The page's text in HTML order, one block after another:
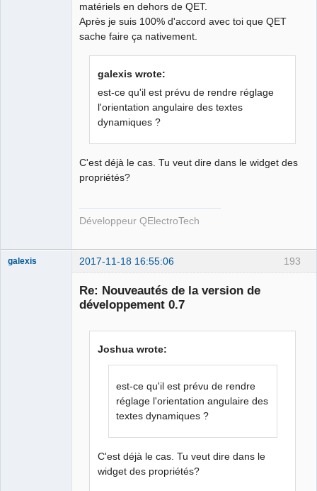
matériels en dehors de QET.
Après je suis 100% d'accord avec toi que QET
sache faire ça nativement.
galexis wrote:
est-ce qu'il est prévu de rendre réglage
l'orientation angulaire des textes
dynamiques ?
C'est déjà le cas. Tu veut dire dans le widget des
propriétés?
Développeur QElectroTech
193
galexis 2017-11-18 16:55:06
Re: Nouveautés de la version de
développement 0.7
Joshua wrote:
est-ce qu'il est prévu de rendre
réglage l'orientation angulaire des
textes dynamiques ?
C'est déjà le cas. Tu veut dire dans le
widget des propriétés?